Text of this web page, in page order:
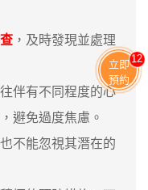
，及時發現並處理
伴有不同程度的心
避免過度焦慮。
不能忽視其潛在的
立即
預約
13